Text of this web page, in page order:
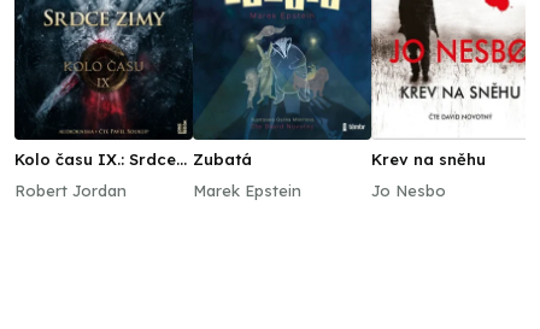
Kolo času IX.: Srdce
Robert Jordan
Zubatá
Marek Epstein
Krev na sněhu
Jo Nesbo